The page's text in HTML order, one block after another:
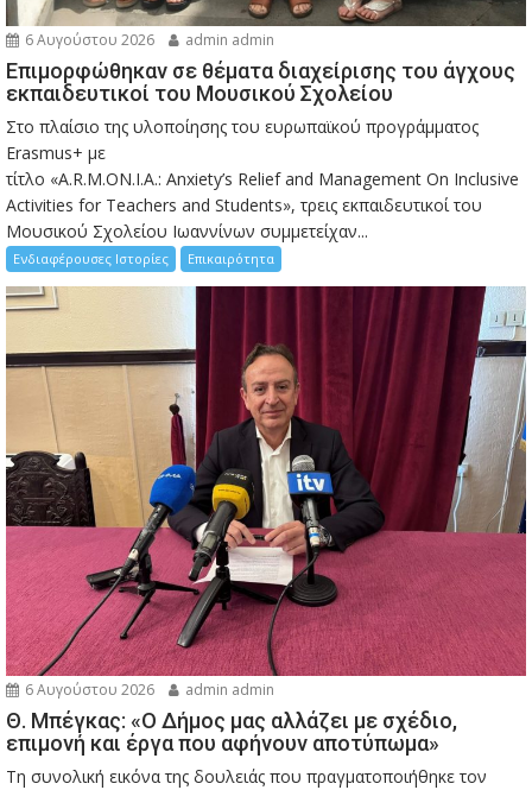
6 Αυγούστου 2026 admin admin
Eπιμορφώθηκαν σε θέματα διαχείρισης του άγχους
εκπαιδευτικοί του Μουσικού Σχολείου
Στο πλαίσιο της υλοποίησης του ευρωπαϊκού προγράμματος
Erasmus+ με
τίτλο «A.R.M.ON.I.A.: Anxiety’s Relief and Management On Inclusive
Activities for Teachers and Students», τρεις εκπαιδευτικοί του
Μουσικού Σχολείου Ιωαννίνων συμμετείχαν...
Ενδιαφέρουσες Ιστορίες Επικαιρότητα
6 Αυγούστου 2026 admin admin
Θ. Μπέγκας: «Ο Δήμος μας αλλάζει με σχέδιο,
επιμονή και έργα που αφήνουν αποτύπωμα»
Τη συνολική εικόνα της δουλειάς που πραγματοποιήθηκε τον